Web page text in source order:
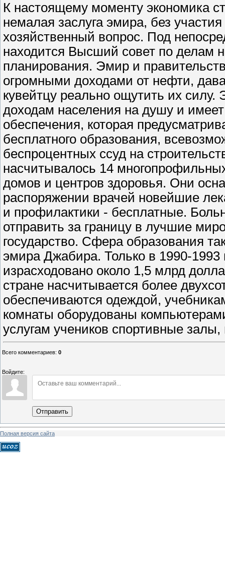
К настоящему моменту экономика
немалая заслуга эмира, без
хозяйственный вопрос. Под
находится Высший совет по делам
планирования. Эмир и
огромными доходами от нефти,
кувейтцу реально ощутить их силу.
доходам населения на душу и
обеспечения, которая
бесплатного образования,
беспроцентных ссуд на
насчитывалось 14
домов и центров здоровья. Они
распоряжении врачей новейшие
и профилактики - бесплатные.
отправить за границу в лучшие
государство. Сфера образования
эмира Джабира. Только в 1990-
израсходовано около 1,5 млрд
стране насчитывается более
обеспечиваются одеждой,
комнаты оборудованы
услугам учеников спортивные
Всего комментариев: 0
Войдите:
Отправить
Полная версия сайта